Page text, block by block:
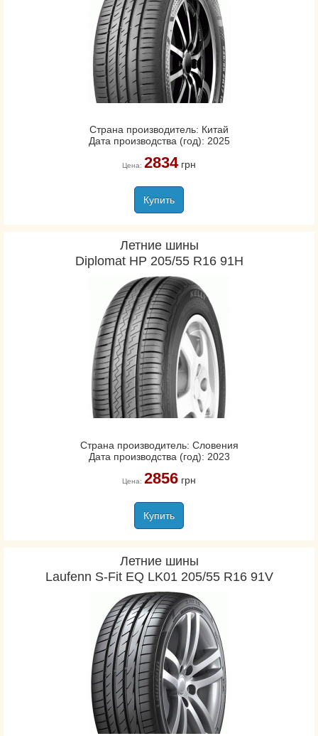
Страна производитель: Китай
Дата производства (год): 2025
Цена: 2834грн
Купить
Летние шины
Diplomat HP 205/55 R16 91H
Страна производитель: Словения
Дата производства (год): 2023
Цена: 2856грн
Купить
Летние шины
Laufenn S-Fit EQ LK01 205/55 R16 91V